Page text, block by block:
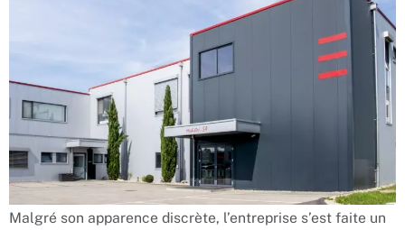
Malgré son apparence discrète, l’entreprise s’est faite un